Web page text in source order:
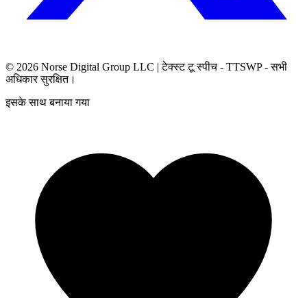
© 2026 Norse Digital Group LLC | टेक्स्ट टू स्पीच - TTSWP - सभी
अधिकार सुरक्षित।
इसके साथ बनाया गया